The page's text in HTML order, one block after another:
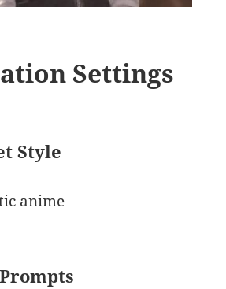
Settings
Style
anime